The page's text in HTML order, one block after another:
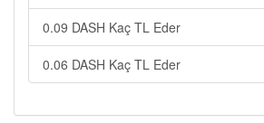
0.09 DASH Kaç TL Eder
0.06 DASH Kaç TL Eder